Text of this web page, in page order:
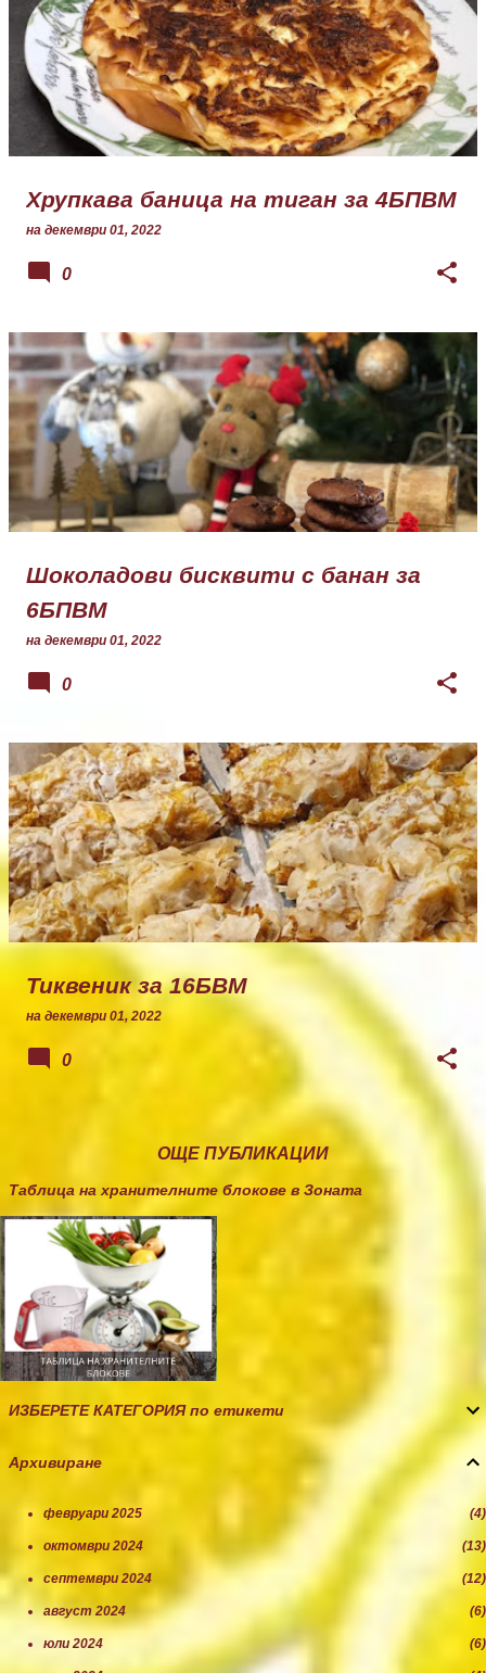
Хрупкава баница на тиган за 4БПВМ
на декември 01, 2022
0
Шоколадови бисквити с банан за
6БПВМ
на декември 01, 2022
0
Тиквеник за 16БВМ
на декември 01, 2022
0
ОЩЕ ПУБЛИКАЦИИ
Таблица на хранителните блокове в Зоната
ИЗБЕРЕТЕ КАТЕГОРИЯ по етикети
Архивиране
февруари 2025 4
октомври 2024 13
септември 2024 12
август 2024 6
юли 2024 6